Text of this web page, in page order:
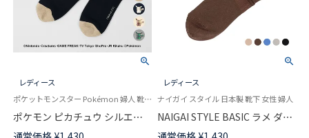
レディース
ポケットモンスター Pokémon 婦人 靴下 女性
ポケモン ピカチュウ シルエッ
ト プリント Plaid3 クルー丈 カ
レディース
ナイガイ スタイル 日本製 靴下 女性 婦人
NAIGAI STYLE BASIC ラメ ダブ
ルカフ クルー丈レディース ソ